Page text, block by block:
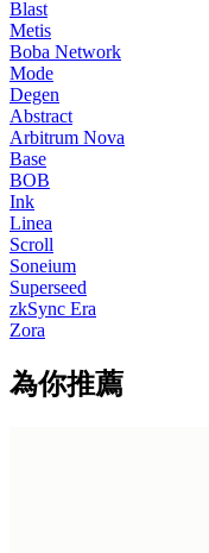
Blast
Metis
Boba Network
Mode
Degen
Abstract
Arbitrum Nova
Base
BOB
Ink
Linea
Scroll
Soneium
Superseed
zkSync Era
Zora
為你推薦